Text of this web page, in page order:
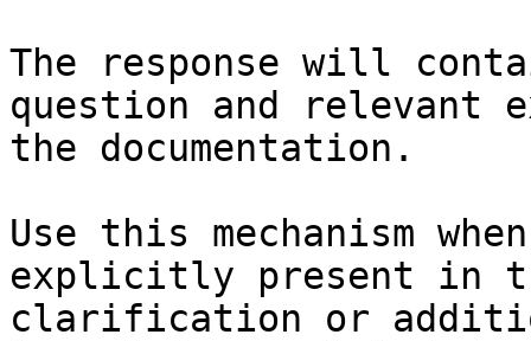
The response will
question and relevant
the documentation.
Use this mechanism
explicitly present in
clarification or